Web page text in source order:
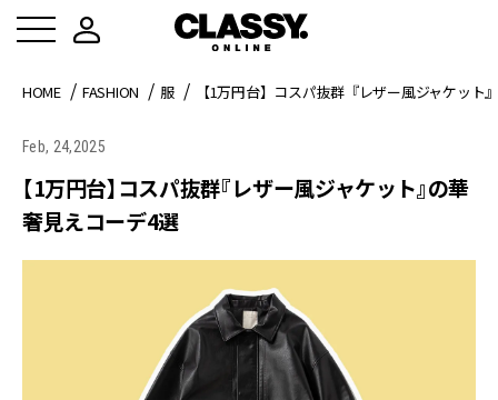
HOME FASHION 服 【1万円台】コスパ抜群『レザー風ジャケット
Feb, 24,2025
【1万円台】コスパ抜群『レザー風ジャケット』の華
奢見えコーデ4選